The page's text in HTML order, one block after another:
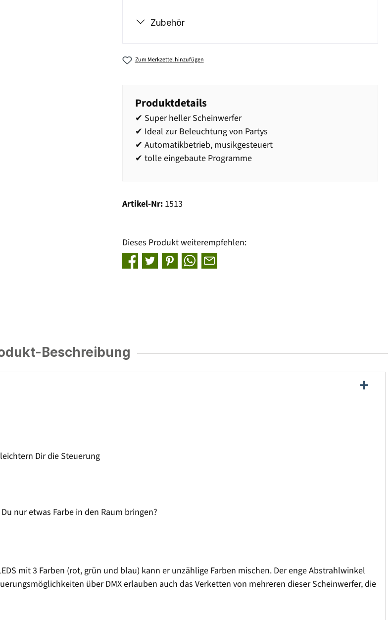
Zubehör
Zum Merkzettel hinzufügen
Produktdetails
✔ Super heller Scheinwerfer
✔ Ideal zur Beleuchtung von Partys
✔ Automatikbetrieb, musikgesteuert
✔ tolle eingebaute Programme
Artikel-Nr: 1513
Dieses Produkt weiterempfehlen:
Beschreibung
Dir die Steuerung
nur etwas Farbe in den Raum bringen?
mit 3 Farben (rot, grün und blau) kann er unzählige Farben mischen. Der enge Abstrahlwinkel
über DMX erlauben auch das Verketten von mehreren dieser Scheinwerfer, die